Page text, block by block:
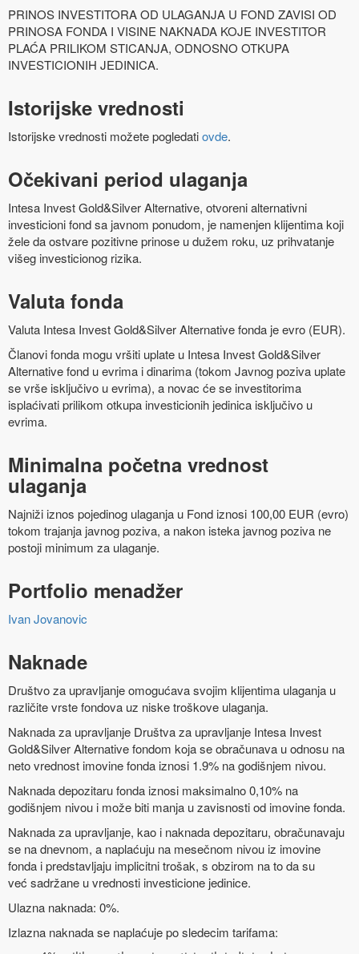
PRINOS INVESTITORA OD ULAGANJA U FOND ZAVISI OD
PRINOSA FONDA I VISINE NAKNADA KOJE INVESTITOR
PLAĆA PRILIKOM STICANJA, ODNOSNO OTKUPA
INVESTICIONIH JEDINICA.
Istorijske vrednosti
Istorijske vrednosti možete pogledatiovde.
Očekivani period ulaganja
Intesa Invest Gold&Silver Alternative, otvoreni alternativni
investicioni fond sa javnom ponudom, je namenjen klijentima koji
žele da ostvare pozitivne prinose u dužem roku, uz prihvatanje
višeg investicionog rizika.
Valuta fonda
Valuta Intesa Invest Gold&Silver Alternative fonda je evro (EUR).
Članovi fonda mogu vršiti uplate u Intesa Invest Gold&Silver
Alternative fond u evrima i dinarima (tokom Javnog poziva uplate
se vrše isključivo u evrima), a novac će se investitorima
isplaćivati prilikom otkupa investicionih jedinica isključivo u
evrima.
Minimalna početna vrednost
ulaganja
Najniži iznos pojedinog ulaganja u Fond iznosi 100,00 EUR (evro)
tokom trajanja javnog poziva, a nakon isteka javnog poziva ne
postoji minimum za ulaganje.
Portfolio menadžer
Ivan Jovanovic
Naknade
Društvo za upravljanje omogućava svojim klijentima ulaganja u
različite vrste fondova uz niske troškove ulaganja.
Naknada za upravljanje Društva za upravljanje Intesa Invest
Gold&Silver Alternative fondom koja se obračunava u odnosu na
neto vrednost imovine fonda iznosi 1.9% na godišnjem nivou.
Naknada depozitaru fonda iznosi maksimalno 0,10% na
godišnjem nivou i može biti manja u zavisnosti od imovine fonda.
Naknada za upravljanje, kao i naknada depozitaru, obračunavaju
se na dnevnom, a naplaćuju na mesečnom nivou iz imovine
fonda i predstavljaju implicitni trošak, s obzirom na to da su
već sadržane u vrednosti investicione jedinice.
Ulazna naknada: 0%.
Izlazna naknada se naplaćuje po sledecim tarifama: